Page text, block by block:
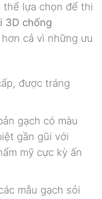
thể lựa chọn để thi
3D chống
cả vì những ưu
được tráng
gạch có màu
gần gũi với
mỹ cực kỳ ấn
mẫu gạch sỏi